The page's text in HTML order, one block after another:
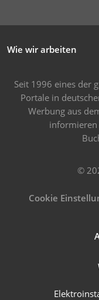
Wie wir arbeiten
Seit 1996 eines der
Portale in
Werbung aus
informieren
©
Cookie